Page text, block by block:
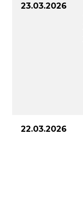
23.03.2026
22.03.2026